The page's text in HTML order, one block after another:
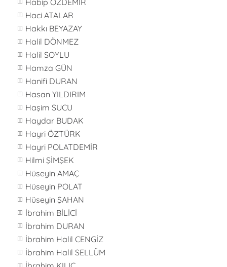
Habip ÖZDEMİR
Haci ATALAR
Hakkı BEYAZAY
Halil DÖNMEZ
Halil SOYLU
Hamza GÜN
Hanifi DURAN
Hasan YILDIRIM
Haşim SUCU
Haydar BUDAK
Hayri ÖZTÜRK
Hayri POLATDEMİR
Hilmi ŞİMŞEK
Hüseyin AMAÇ
Hüseyin POLAT
Hüseyin ŞAHAN
İbrahim BİLİCİ
İbrahim DURAN
İbrahim Halil CENGİZ
İbrahim Halil SELLÜM